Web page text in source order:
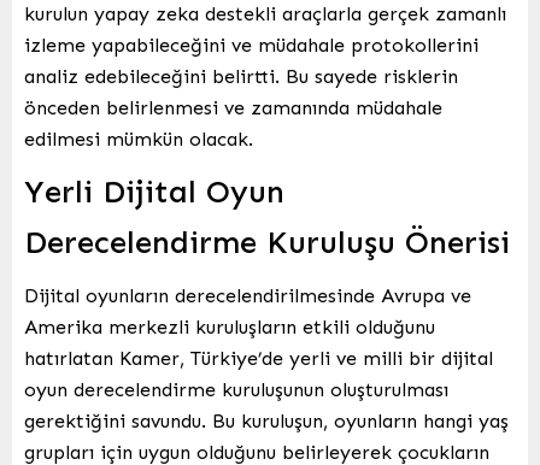
kurulun yapay zeka destekli araçlarla gerçek zamanlı
izleme yapabileceğini ve müdahale protokollerini
analiz edebileceğini belirtti. Bu sayede risklerin
önceden belirlenmesi ve zamanında müdahale
edilmesi mümkün olacak.
Yerli Dijital Oyun
Derecelendirme Kuruluşu Önerisi
Dijital oyunların derecelendirilmesinde Avrupa ve
Amerika merkezli kuruluşların etkili olduğunu
hatırlatan Kamer, Türkiye’de yerli ve milli bir dijital
oyun derecelendirme kuruluşunun oluşturulması
gerektiğini savundu. Bu kuruluşun, oyunların hangi yaş
grupları için uygun olduğunu belirleyerek çocukların